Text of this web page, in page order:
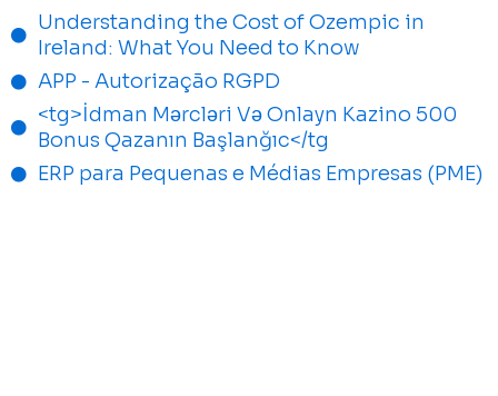
Understanding the Cost of Ozempic in
Ireland: What You Need to Know
APP - Autorização RGPD
<tg>İdman Mərcləri Və Onlayn Kazino 500
Bonus Qazanın Başlanğıc</tg
ERP para Pequenas e Médias Empresas (PME)